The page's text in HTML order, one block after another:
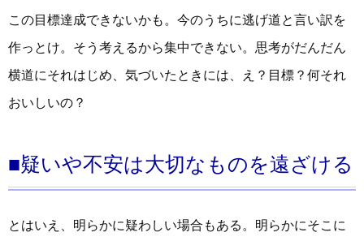
この目標達成できないかも。今のうちに逃げ道と言い訳を
作っとけ。そう考えるから集中できない。思考がだんだん
横道にそれはじめ、気づいたときには、え？目標？何それ
おいしいの？
■疑いや不安は大切なものを遠ざける
とはいえ、明らかに疑わしい場合もある。明らかにそこに